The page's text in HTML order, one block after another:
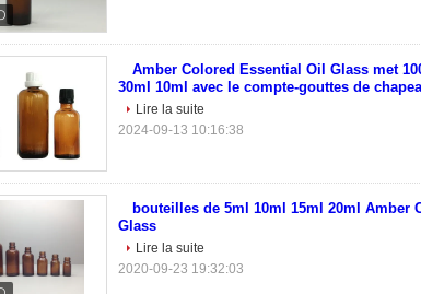
Amber Colored Essential Oil Glass met
30ml 10ml avec le compte-gouttes de
Lire la suite
2024-09-13 10:16:38
bouteilles de 5ml 10ml 15ml 20ml Amber
Glass
Lire la suite
2020-09-23 19:32:03